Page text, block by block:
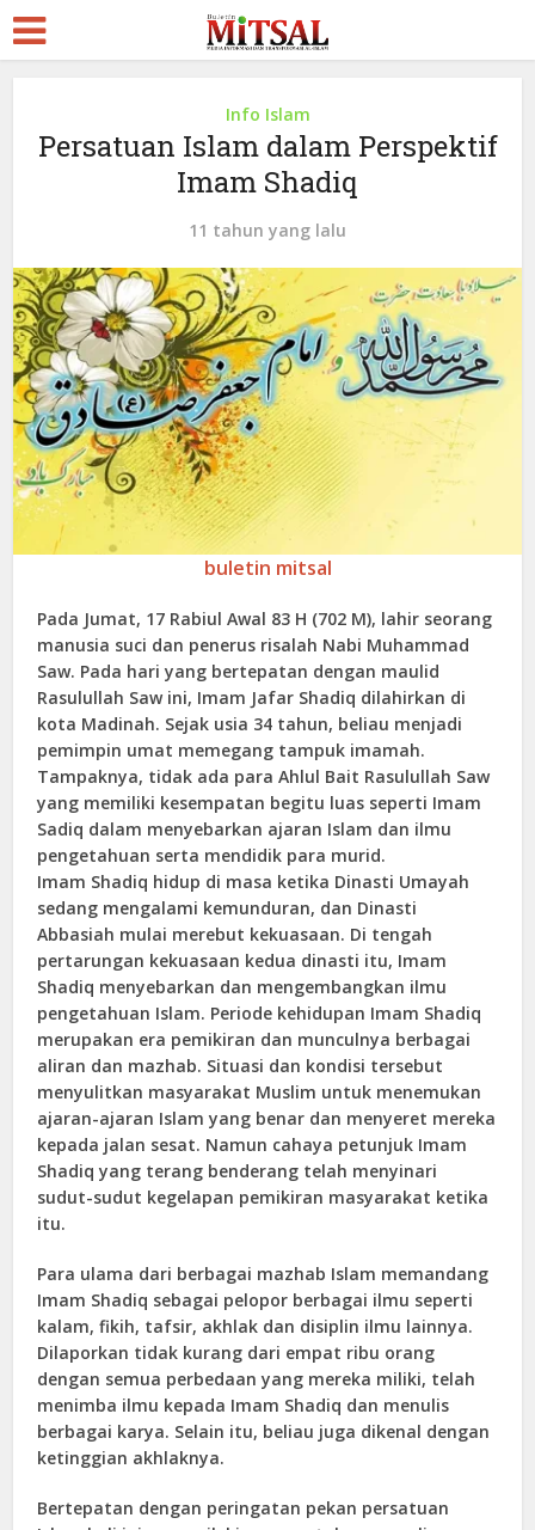
Info Islam
Persatuan Islam dalam Perspektif
Imam Shadiq
11 tahun yang lalu
buletin mitsal
Pada Jumat, 17 Rabiul Awal 83 H (702 M), lahir seorang
manusia suci dan penerus risalah Nabi Muhammad
Saw. Pada hari yang bertepatan dengan maulid
Rasulullah Saw ini, Imam Jafar Shadiq dilahirkan di
kota Madinah. Sejak usia 34 tahun, beliau menjadi
pemimpin umat memegang tampuk imamah.
Tampaknya, tidak ada para Ahlul Bait Rasulullah Saw
yang memiliki kesempatan begitu luas seperti Imam
Sadiq dalam menyebarkan ajaran Islam dan ilmu
pengetahuan serta mendidik para murid.
Imam Shadiq hidup di masa ketika Dinasti Umayah
sedang mengalami kemunduran, dan Dinasti
Abbasiah mulai merebut kekuasaan. Di tengah
pertarungan kekuasaan kedua dinasti itu, Imam
Shadiq menyebarkan dan mengembangkan ilmu
pengetahuan Islam. Periode kehidupan Imam Shadiq
merupakan era pemikiran dan munculnya berbagai
aliran dan mazhab. Situasi dan kondisi tersebut
menyulitkan masyarakat Muslim untuk menemukan
ajaran-ajaran Islam yang benar dan menyeret mereka
kepada jalan sesat. Namun cahaya petunjuk Imam
Shadiq yang terang benderang telah menyinari
sudut-sudut kegelapan pemikiran masyarakat ketika
itu.
Para ulama dari berbagai mazhab Islam memandang
Imam Shadiq sebagai pelopor berbagai ilmu seperti
kalam, fikih, tafsir, akhlak dan disiplin ilmu lainnya.
Dilaporkan tidak kurang dari empat ribu orang
dengan semua perbedaan yang mereka miliki, telah
menimba ilmu kepada Imam Shadiq dan menulis
berbagai karya. Selain itu, beliau juga dikenal dengan
ketinggian akhlaknya.
Bertepatan dengan peringatan pekan persatuan